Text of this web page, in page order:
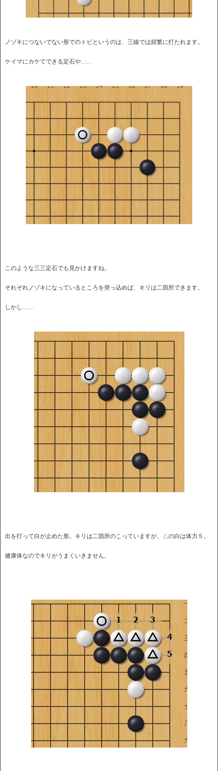
ノゾキにつないでない形でのトビというのは、三線では頻繁に打たれます。
ケイマにカケてできる定石や……
このような三三定石でも見かけますね。
それぞれノゾキになっているところを突っ込めば、キリは二箇所できます。
しかし……
出を打って白が止めた形。キリは二箇所のこっていますが、△の白は体力５。
健康体なのでキリがうまくいきません。